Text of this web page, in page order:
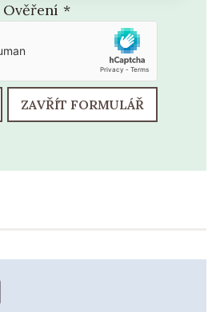
Ověření *
ZAVŘÍT FORMULÁŘ